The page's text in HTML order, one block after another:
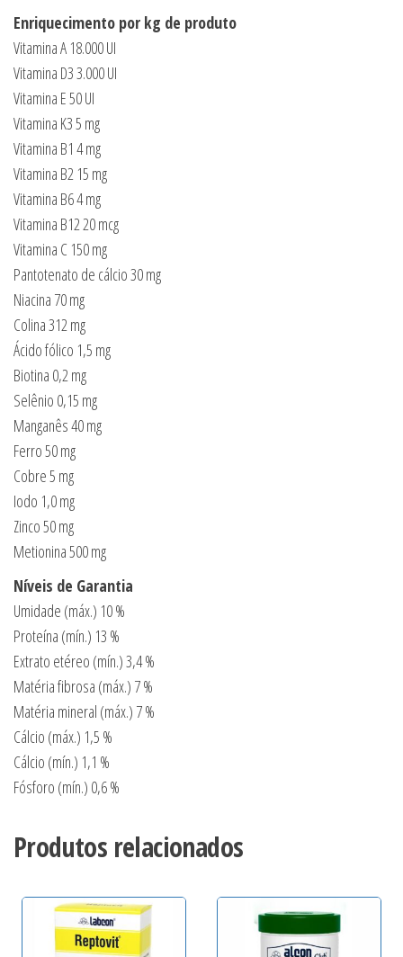
Enriquecimento por kg de produto
Vitamina A 18.000 UI
Vitamina D3 3.000 UI
Vitamina E 50 UI
Vitamina K3 5 mg
Vitamina B1 4 mg
Vitamina B2 15 mg
Vitamina B6 4 mg
Vitamina B12 20 mcg
Vitamina C 150 mg
Pantotenato de cálcio 30 mg
Niacina 70 mg
Colina 312 mg
Ácido fólico 1,5 mg
Biotina 0,2 mg
Selênio 0,15 mg
Manganês 40 mg
Ferro 50 mg
Cobre 5 mg
Iodo 1,0 mg
Zinco 50 mg
Metionina 500 mg
Níveis de Garantia
Umidade (máx.) 10 %
Proteína (mín.) 13 %
Extrato etéreo (mín.) 3,4 %
Matéria fibrosa (máx.) 7 %
Matéria mineral (máx.) 7 %
Cálcio (máx.) 1,5 %
Cálcio (mín.) 1,1 %
Fósforo (mín.) 0,6 %
Produtos relacionados